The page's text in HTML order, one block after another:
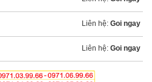
Liên hệ: Goi ngay
Liên hệ: Goi ngay